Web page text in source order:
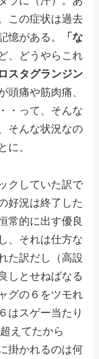
この症状は過去
がある。
「な
、どうやらこれ
スタグランジン
痛や筋肉痛、
・って、そんな
そんな状況なの
。
クしていた訳で
好況は終了した
常的に出す優良
、それは仕方な
た訳だし（高設
しとせねばなる
グの６をツモれ
はスゲー当たり
えてたから
掛かれるのは何